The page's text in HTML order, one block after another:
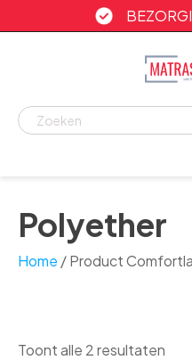
Polyether
Home / Product
Toont alle 2 resultaten